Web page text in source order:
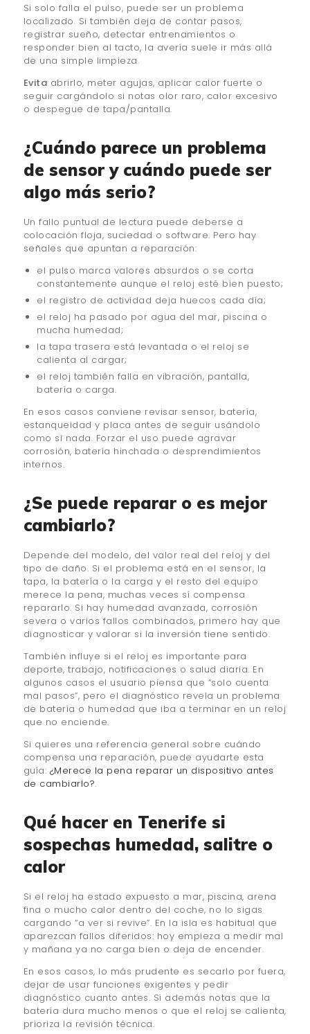
Si solo falla el pulso, puede ser un problema
localizado. Si también deja de contar pasos,
registrar sueño, detectar entrenamientos o
responder bien al tacto, la avería suele ir más allá
de una simple limpieza.
Evita abrirlo, meter agujas, aplicar calor fuerte o
seguir cargándolo si notas olor raro, calor excesivo
o despegue de tapa/pantalla.
¿Cuándo parece un problema
de sensor y cuándo puede ser
algo más serio?
Un fallo puntual de lectura puede deberse a
colocación floja, suciedad o software. Pero hay
señales que apuntan a reparación:
el pulso marca valores absurdos o se corta
constantemente aunque el reloj esté bien puesto;
el registro de actividad deja huecos cada día;
el reloj ha pasado por agua del mar, piscina o
mucha humedad;
la tapa trasera está levantada o el reloj se
calienta al cargar;
el reloj también falla en vibración, pantalla,
batería o carga.
En esos casos conviene revisar sensor, batería,
estanqueidad y placa antes de seguir usándolo
como si nada. Forzar el uso puede agravar
corrosión, batería hinchada o desprendimientos
internos.
¿Se puede reparar o es mejor
cambiarlo?
Depende del modelo, del valor real del reloj y del
tipo de daño. Si el problema está en el sensor, la
tapa, la batería o la carga y el resto del equipo
merece la pena, muchas veces sí compensa
repararlo. Si hay humedad avanzada, corrosión
severa o varios fallos combinados, primero hay que
diagnosticar y valorar si la inversión tiene sentido.
También influye si el reloj es importante para
deporte, trabajo, notificaciones o salud diaria. En
algunos casos el usuario piensa que “solo cuenta
mal pasos”, pero el diagnóstico revela un problema
de batería o humedad que iba a terminar en un reloj
que no enciende.
Si quieres una referencia general sobre cuándo
compensa una reparación, puede ayudarte esta
guía: ¿Merece la pena reparar un dispositivo antes
de cambiarlo?.
Qué hacer en Tenerife si
sospechas humedad, salitre o
calor
Si el reloj ha estado expuesto a mar, piscina, arena
fina o mucho calor dentro del coche, no lo sigas
cargando “a ver si revive”. En la isla es habitual que
aparezcan fallos diferidos: hoy empieza a medir mal
y mañana ya no carga bien o deja de encender.
En esos casos, lo más prudente es secarlo por fuera,
dejar de usar funciones exigentes y pedir
diagnóstico cuanto antes. Si además notas que la
batería dura mucho menos o que el reloj se calienta,
prioriza la revisión técnica.